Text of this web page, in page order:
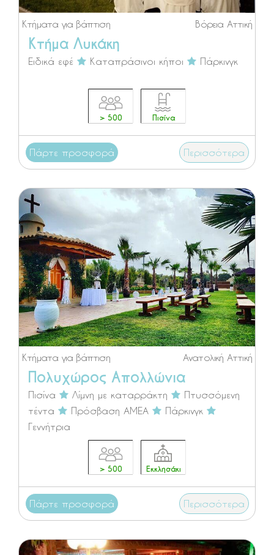
Βόρεια Αττική
Κτήματα για βάπτιση
Κτήμα Λυκάκη
Ειδικά εφέ Καταπράσινοι κήποι Πάρκινγκ
> 500 Πισίνα
Πάρτε προσφορά Περισσότερα
Ανατολική Αττική
Κτήματα για βάπτιση
Πολυχώρος Απολλώνια
Πισίνα Λίμνη με καταρράκτη
Πτυσσόμενη
τέντα
Πρόσβαση ΑΜΕΑ
Πάρκινγκ
Γεννήτρια
> 500 Εκκλησάκι
Πάρτε προσφορά Περισσότερα